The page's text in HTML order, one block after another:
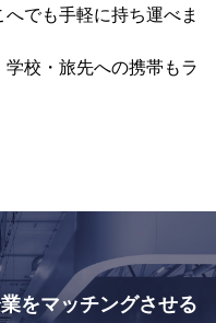
でも手軽に持ち運べま
校・旅先への携帯もラ
をマッチングさせる